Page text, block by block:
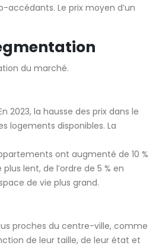
Le prix moyen d’un
du marché.
2023, la hausse des prix dans le
logements disponibles. La
ont augmenté de 10 %
lent, de l’ordre de 5 % en
de vie plus grand.
proches du centre-ville, comme
de leur taille, de leur état et